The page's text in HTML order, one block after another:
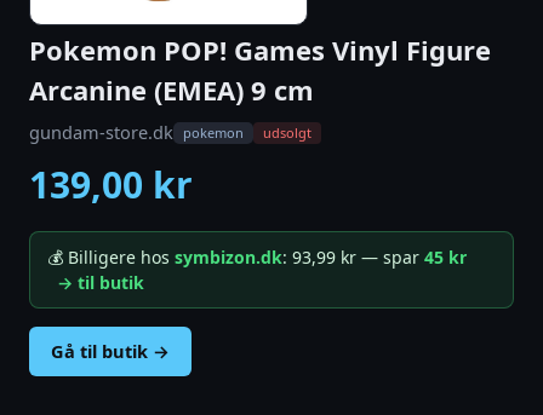
Pokemon POP! Games Vinyl Figure
Arcanine (EMEA) 9 cm
gundam-store.dk pokemon udsolgt
139,00 kr
💰 Billigere hos symbizon.dk: 93,99 kr — spar 45 kr
→ til butik
Gå til butik →